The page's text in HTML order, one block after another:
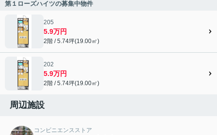
第１ローズハイツの募集中物件
205
5.9万円
2階 / 5.74坪(19.00㎡)
202
5.9万円
2階 / 5.74坪(19.00㎡)
周辺施設
コンビニエンスストア